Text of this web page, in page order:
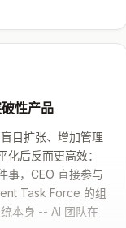
性产品
目扩张、增加管理
化后反而更高效：
事，CEO 直接参与
Task Force 的组
本身 -- AI 团队在